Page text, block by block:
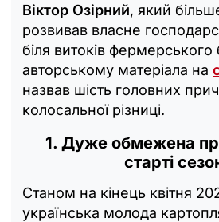
Віктор Озірний, який
розвивав власне
біля витоків фермерського
авторському матеріала на
назвав шість головних
колосальної різниці.
1. Дуже обмежена
старті
Станом на кінець квітня
українська молода